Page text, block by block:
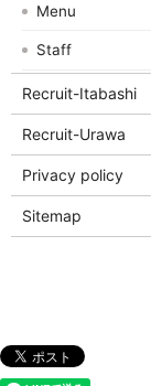
Menu
Staff
Recruit-Itabashi
Recruit-Urawa
Privacy policy
Sitemap